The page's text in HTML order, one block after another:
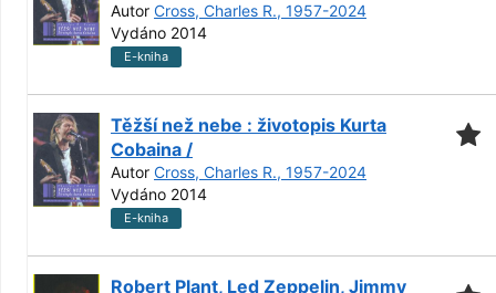
Autor Cross, Charles R., 1957-2024
Vydáno 2014
E-kniha
Těžší než nebe : životopis Kurta
Cobaina /
Autor Cross, Charles R., 1957-2024
Vydáno 2014
E-kniha
Robert Plant, Led Zeppelin, Jimmy